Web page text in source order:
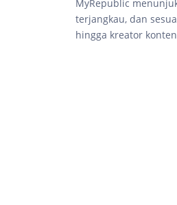
MyRepublic
terjangkau, dan
hingga kreator